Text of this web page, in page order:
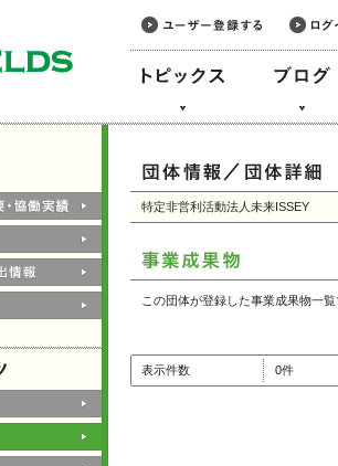
特定非営利活動法人未来ISSEY
この団体が登録した事業成果物一
表示件数 0件